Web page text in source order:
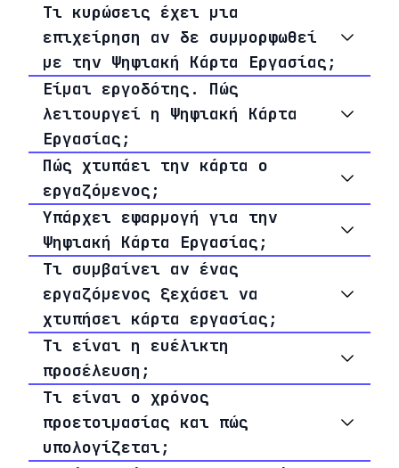
Τι κυρώσεις έχει μια
επιχείρηση αν δε συμμορφωθεί
με την Ψηφιακή Κάρτα Εργασίας;
Είμαι εργοδότης. Πώς
λειτουργεί η Ψηφιακή Κάρτα
Εργασίας;
Πώς χτυπάει την κάρτα ο
εργαζόμενος;
Υπάρχει εφαρμογή για την
Ψηφιακή Κάρτα Εργασίας;
Τι συμβαίνει αν ένας
εργαζόμενος ξεχάσει να
χτυπήσει κάρτα εργασίας;
Τι είναι η ευέλικτη
προσέλευση;
Τι είναι ο χρόνος
προετοιμασίας και πώς
υπολογίζεται;